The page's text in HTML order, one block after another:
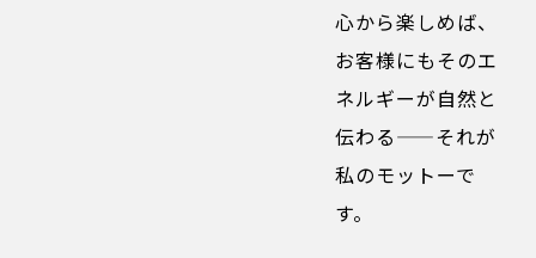
心から楽しめば、
お客様にもそのエ
ネルギーが自然と
伝わる——それが
私のモットーで
す。